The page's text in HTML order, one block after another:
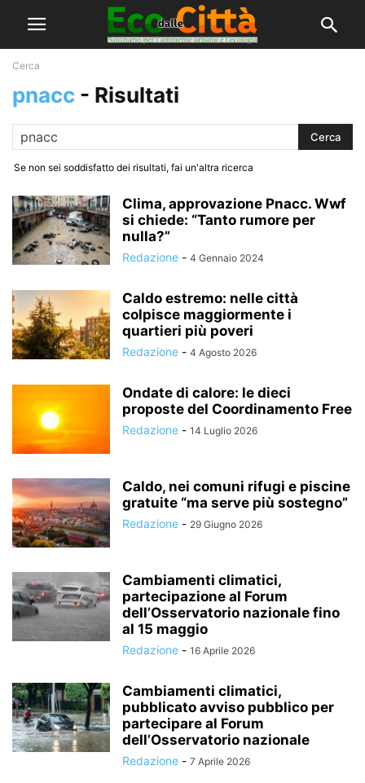
Cerca
pnacc - Risultati
Se non sei soddisfatto dei risultati, fai un'altra ricerca
Clima, approvazione Pnacc. Wwf
si chiede: “Tanto rumore per
nulla?”
Redazione - 4 Gennaio 2024
Caldo estremo: nelle città
colpisce maggiormente i
quartieri più poveri
Redazione - 4 Agosto 2026
Ondate di calore: le dieci
proposte del Coordinamento Free
Redazione - 14 Luglio 2026
Caldo, nei comuni rifugi e piscine
gratuite “ma serve più sostegno”
Redazione - 29 Giugno 2026
Cambiamenti climatici,
partecipazione al Forum
dell’Osservatorio nazionale fino
al 15 maggio
Redazione - 16 Aprile 2026
Cambiamenti climatici,
pubblicato avviso pubblico per
partecipare al Forum
dell’Osservatorio nazionale
Redazione - 7 Aprile 2026